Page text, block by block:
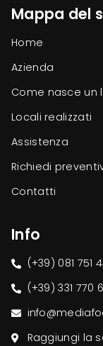
Mappa del
Home
Azienda
Come nasce un
Locali realizzati
Assistenza
Richiedi
Contatti
Info
(+39) 081 751
(+39) 331 770
Raggiungi la